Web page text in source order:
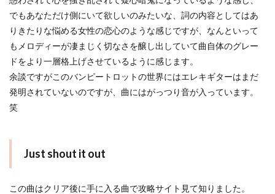
でもあなただけ側にいて欲しいのみたいな、詞の内容としてはあ
りきたりな悩める女性の恋心のような感じですが、なんといって
もメロディーが凄まじく切なさを醸し出していて曲自体のグレー
ドをより一層格上げさせているように感じます。
余談ですがこのバンピートロットの世界にはエレキギターはまだ
発明されていないのですが、曲にはがっつり音が入っています。
笑
Just shout it out
この曲はクリア後に手に入る曲で攻略サイト見て知りました。